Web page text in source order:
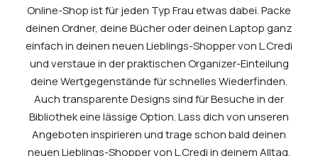
Online-Shop ist für jeden Typ Frau etwas dabei. Packe
deinen Ordner, deine Bücher oder deinen Laptop ganz
einfach in deinen neuen Lieblings-Shopper von L.Credi
und verstaue in der praktischen Organizer-Einteilung
deine Wertgegenstände für schnelles Wiederfinden.
Auch transparente Designs sind für Besuche in der
Bibliothek eine lässige Option. Lass dich von unseren
Angeboten inspirieren und trage schon bald deinen
neuen Lieblings-Shopper von L.Credi in deinem Alltag.